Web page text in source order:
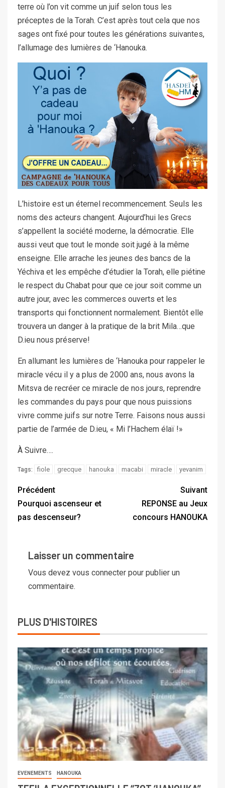
terre où l’on vit comme un juif selon tous les
préceptes de la Torah. C’est après tout cela que nos
sages ont fixé pour toutes les générations suivantes,
l’allumage des lumières de ‘Hanouka.
L’histoire est un éternel recommencement. Seuls les
noms des acteurs changent. Aujourd’hui les Grecs
s’appellent la société moderne, la démocratie. Elle
aussi veut que tout le monde soit jugé à la même
enseigne. Elle arrache les jeunes des bancs de la
Yéchiva et les empêche d’étudier la Torah, elle piétine
le respect du Chabat pour que ce jour soit comme un
autre jour, avec les commerces ouverts et les
transports qui fonctionnent normalement. Bientôt elle
trouvera un danger à la pratique de la brit Mila…que
D.ieu nous préserve!
En allumant les lumières de ‘Hanouka pour rappeler le
miracle vécu il y a plus de 2000 ans, nous avons la
Mitsva de recréer ce miracle de nos jours, reprendre
les commandes du pays pour que nous puissions
vivre comme juifs sur notre Terre. Faisons nous aussi
partie de l’armée de D.ieu, « Mi l’Hachem élaï !»
À Suivre….
Tags: fiole grecque hanouka macabi miracle yevanim
Précédent
Pourquoi ascenseur et
pas descenseur?
Suivant
REPONSE au Jeux
concours HANOUKA
Laisser un commentaire
Vous devez vous connecter pour publier un
commentaire.
PLUS D'HISTOIRES
EVENEMENTS HANOUKA